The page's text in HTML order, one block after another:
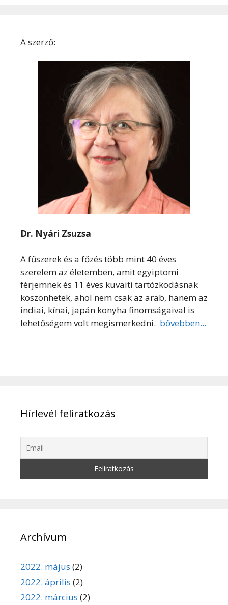
A szerző:
Dr. Nyári Zsuzsa
A fűszerek és a főzés több mint 40 éves
szerelem az életemben, amit egyiptomi
férjemnek és 11 éves kuvaiti tartózkodásnak
köszönhetek, ahol nem csak az arab, hanem az
indiai, kínai, japán konyha finomságaival is
lehetőségem volt megismerkedni. bővebben...
Hírlevél feliratkozás
Archívum
2022. május (2)
2022. április (2)
2022. március (2)